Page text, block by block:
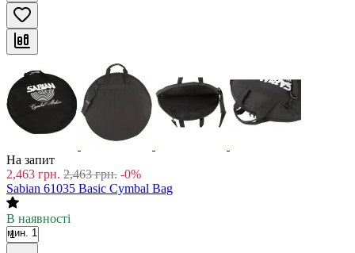
На запит
2,463 грн. 2,463 грн. -0%
Sabian 61035 Basic Cymbal Bag
В наявності
мин. 1